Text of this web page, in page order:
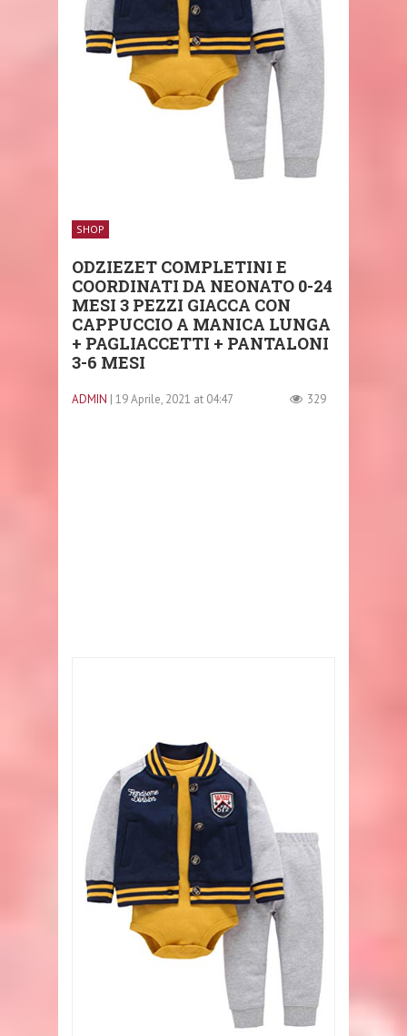
SHOP
ODZIEZET COMPLETINI E
COORDINATI DA NEONATO 0-24
MESI 3 PEZZI GIACCA CON
CAPPUCCIO A MANICA LUNGA
+ PAGLIACCETTI + PANTALONI
3-6 MESI
ADMIN | 19 Aprile, 2021 at 04:47 329